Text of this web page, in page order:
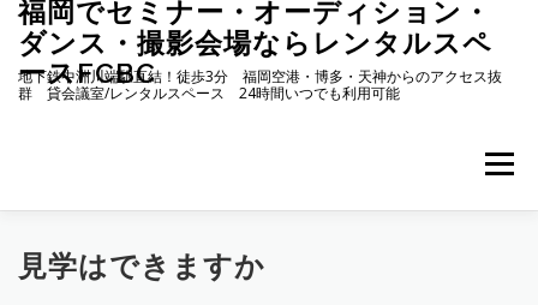
福岡でセミナー・オーディション・
ダンス・撮影会場ならレンタルスペ
ースFCBC
地下鉄中洲川端駅直結！徒歩3分 福岡空港・博多・天神からのアクセス抜
群 貸会議室/レンタルスペース 24時間いつでも利用可能
メニュー
ホーム 施設・料金
見学はできますか